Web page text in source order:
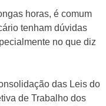
horas, é comum
tenham dúvidas
no que diz
das Leis do
de Trabalho dos